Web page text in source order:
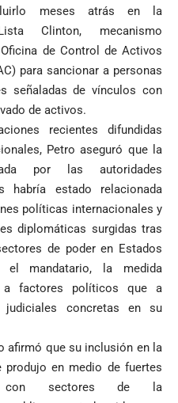
meses atrás en la
Clinton, mecanismo
de Control de Activos
para sancionar a personas
señaladas de vínculos con
de activos.
recientes difundidas
Petro aseguró que la
por las autoridades
habría estado relacionada
políticas internacionales y
diplomáticas surgidas tras
de poder en Estados
el mandatario, la medida
a factores políticos que a
judiciales concretas en su
afirmó que su inclusión en la
produjo en medio de fuertes
con sectores de la
evento de
Petro en
Medellín
durante
marcha del 1
de mayo
Fico Gutiérrez
demanda
nombramiento
de Quintero en
Supersalud y
pide
suspensión
el
“no
y
El golazo de
Sidny Lopes
Cabo Verde
ante Argentina
es elegido el
mejor del
Costa de
Marfil
sorprende a
Ecuador en el
invicto de 19
partidos
León XIV
al padre
Rendón
nuevo
de Jericó
700
académica